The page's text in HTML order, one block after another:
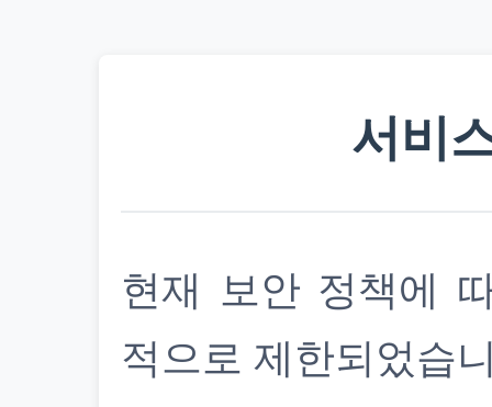
서비
현재 보안 정책에
적으로 제한되었습